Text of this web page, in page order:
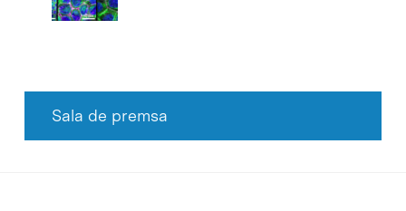
Sala de premsa